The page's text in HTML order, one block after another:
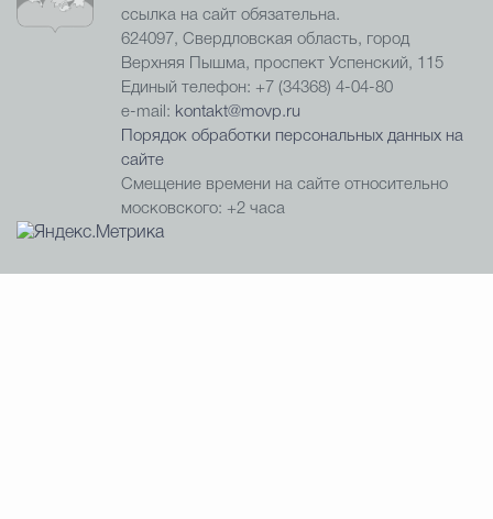
ссылка на сайт обязательна.
624097, Свердловская область, город
Верхняя Пышма, проспект Успенский, 115
Единый телефон: +7 (34368) 4-04-80
e-mail: kontakt@movp.ru
Порядок обработки персональных данных на
сайте
Смещение времени на сайте относительно
московского: +2 часа